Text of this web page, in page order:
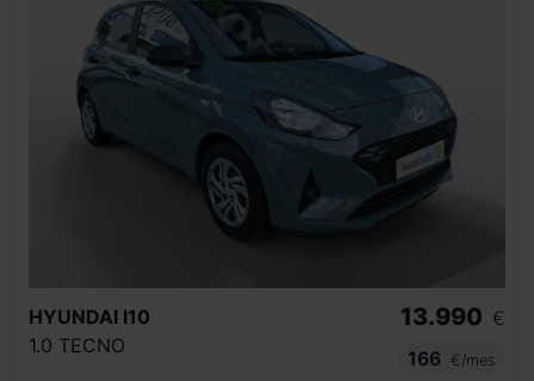
HYUNDAI I10
1.0 TECNO
13.990 €
166
€/mes